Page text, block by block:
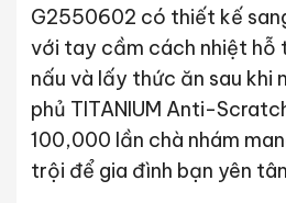
G2550602 có thiết kế
với tay cầm cách nhiệt hỗ
nấu và lấy thức ăn sau khi
phủ TITANIUM Anti-
100,000 lần chà nhám
trội để gia đình bạn yên